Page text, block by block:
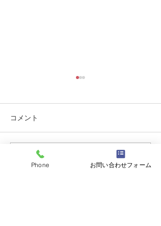
対面のお仕事はやっぱり
好き!
コメント
コメントを追加…
Phone お問い合わせフォーム